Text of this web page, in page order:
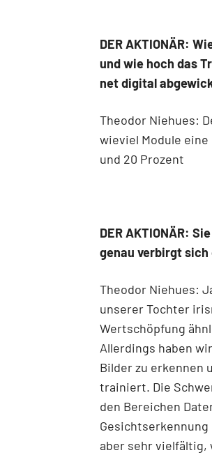
DER AKTIONÄR:
und wie hoch das
net digital
Theodor Niehues:
wieviel Module
und 20 Prozent
DER AKTIONÄR:
genau verbirgt
Theodor Niehues:
unserer Tochter
Wertschöpfung
Allerdings haben
Bilder zu erkennen
trainiert. Die
den Bereichen
aber sehr vielfältig,